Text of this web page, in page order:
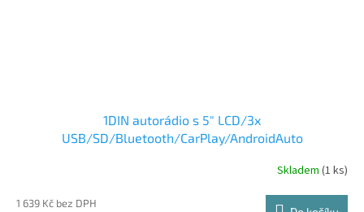
1DIN autorádio s 5" LCD/3x
USB/SD/Bluetooth/CarPlay/AndroidAuto
Skladem (1 ks)
1 639 Kč bez DPH